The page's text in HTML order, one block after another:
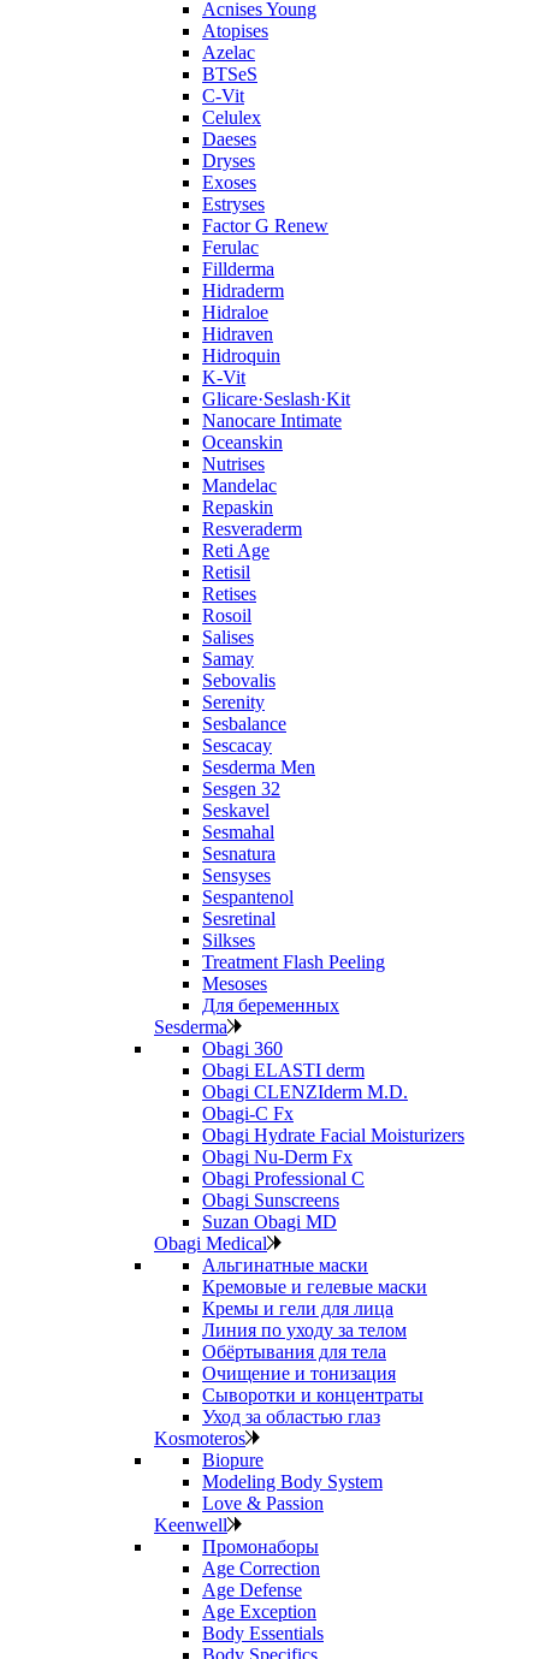
Acnises Young
Atopises
Azelac
BTSeS
C‑Vit
Celulex
Daeses
Dryses
Exoses
Estryses
Factor G Renew
Ferulac
Fillderma
Hidraderm
Hidraloe
Hidraven
Hidroquin
K-Vit
Glicare·Seslash·Kit
Nanocare Intimate
Oceanskin
Nutrises
Mandelac
Repaskin
Resveraderm
Reti Age
Retisil
Retises
Rosoil
Salises
Samay
Sebovalis
Serenity
Sesbalance
Sescacay
Sesderma Men
Sesgen 32
Seskavel
Sesmahal
Sesnatura
Sensyses
Sespantenol
Sesretinal
Silkses
Treatment Flash Peeling
Mesoses
Для беременных
Sesderma
Obagi 360
Obagi ELASTI derm
Obagi CLENZIderm M.D.
Obagi-C Fx
Obagi Hydrate Facial Moisturizers
Obagi Nu-Derm Fx
Obagi Professional C
Obagi Sunscreens
Suzan Obagi MD
Obagi Medical
Альгинатные маски
Кремовые и гелевые маски
Кремы и гели для лица
Линия по уходу за телом
Обёртывания для тела
Очищение и тонизация
Сыворотки и концентраты
Уход за областью глаз
Kosmoteros
Biopure
Modeling Body System
Love & Passion
Keenwell
Промонаборы
Age Correction
Age Defense
Age Exception
Body Essentials
Body Specifics